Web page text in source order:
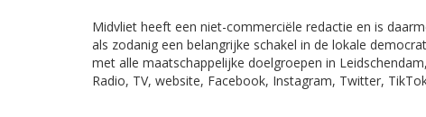
Midvliet heeft een niet-commerciële redactie en is
als zodanig een belangrijke schakel in de lokale
met alle maatschappelijke doelgroepen in
Radio, TV, website, Facebook, Instagram, Twitter,